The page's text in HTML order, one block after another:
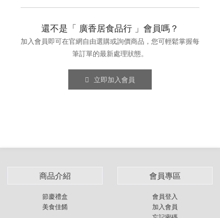
還不是「 廣香居食品行 」會員嗎？
加入會員即可在官網自由選購或詢價商品，您可輕鬆掌握每
筆訂單的最新處理狀態。
立即加入會員
商品介紹
節慶禮盒
美食佳餚
會員專區
會員登入
加入會員